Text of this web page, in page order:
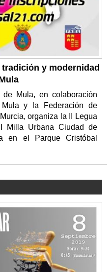
y modernidad
Mula, en colaboración
y la Federación de
organiza la II Legua
Milla Urbana Ciudad de
en el Parque Cristóbal